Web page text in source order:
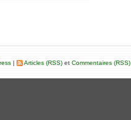
| Articles (RSS) et Commentaires (RSS)